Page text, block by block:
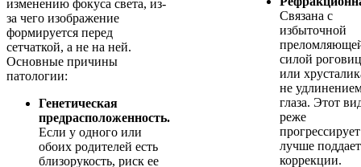
изменению фокуса света, из-
за чего изображение
формируется перед
сетчаткой, а не на ней.
Основные причины
патологии:
Генетическая
предрасположенность.
Если у одного или
обоих родителей есть
близорукость, риск ее
Связана с
избыточной
силой
или
не
глаза. Этот
реже
лучше
коррекции.